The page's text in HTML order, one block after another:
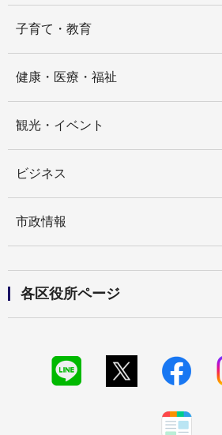
子育て・教育
健康・医療・福祉
観光・イベント
ビジネス
市政情報
各区役所ページ